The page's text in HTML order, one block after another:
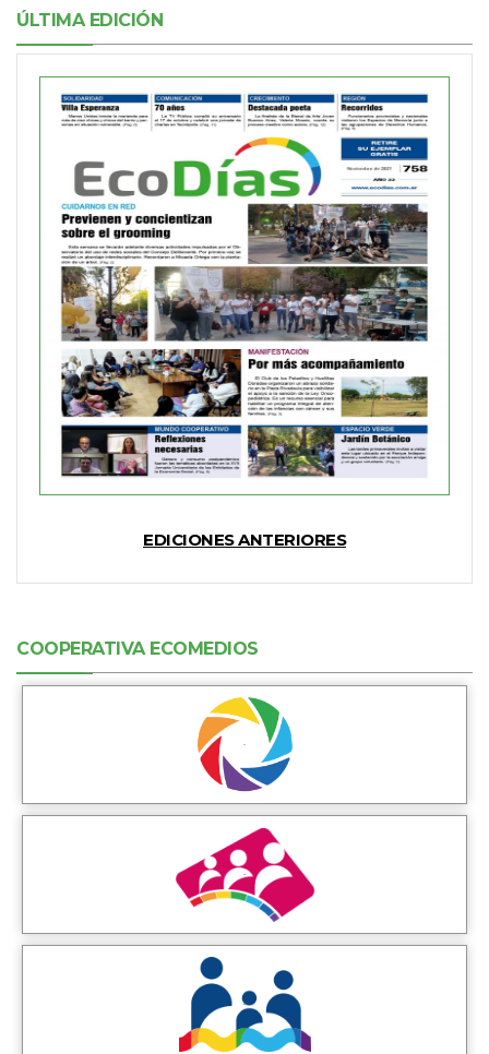
ÚLTIMA EDICIÓN
EDICIONES ANTERIORES
COOPERATIVA ECOMEDIOS